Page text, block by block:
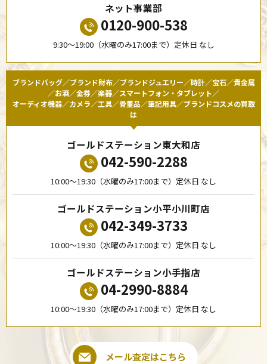
ネット事業部
0120-900-538
9:30〜19:00（水曜のみ17:00まで）定休日 なし
ブランドバッグ／ブランド財布／ブランドジュエリー／時計／宝石／貴金属
／お酒／金券／楽器／スマートフォン・タブレット／
オーディオ機器／カメラ／工具／骨董品／筆記用具／ブランドコスメの買取
は
ゴールドステーション東大和店
042-590-2288
10:00〜19:30（水曜のみ17:00まで）定休日 なし
ゴールドステーション小平小川町店
042-349-3733
10:00〜19:30（水曜のみ17:00まで）定休日 なし
ゴールドステーション小手指店
04-2990-8884
10:00〜19:30（水曜のみ17:00まで）定休日 なし
メール査定はこちら